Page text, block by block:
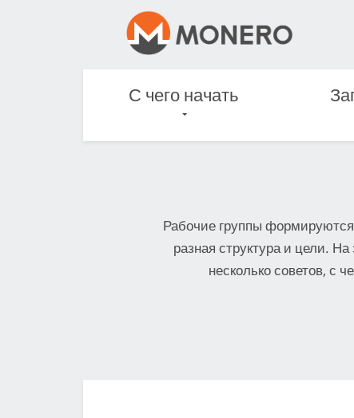
С чего начать
Рабочие группы
разная структура и цели.
несколько советов, с